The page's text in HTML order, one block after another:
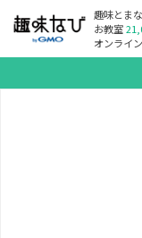
趣味とま
お教室
オンライ